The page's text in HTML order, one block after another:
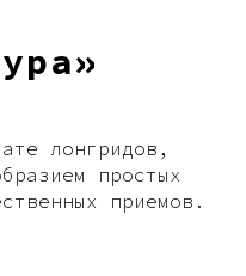
ура»
лонгридов,
простых
приемов.